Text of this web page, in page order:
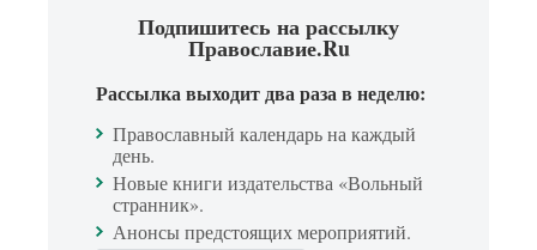
Подпишитесь на рассылку
Православие.Ru
Рассылка выходит два раза в неделю:
Православный календарь на каждый
день.
Новые книги издательства «Вольный
странник».
Анонсы предстоящих мероприятий.